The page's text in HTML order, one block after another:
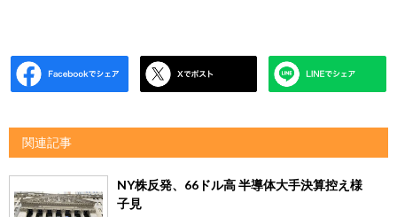
関連記事
NY株反発、66ドル高 半導体大手決算控え様
子見